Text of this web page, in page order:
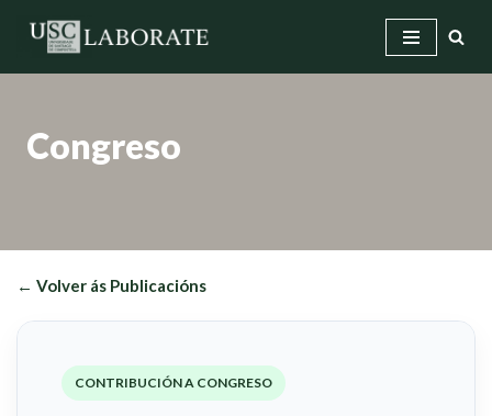
Saltar
Congreso
← Volver ás Publicacións
CONTRIBUCIÓN A CONGRESO